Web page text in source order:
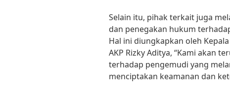
Selain itu, pihak terkait juga
dan penegakan hukum
Hal ini diungkapkan oleh
AKP Rizky Aditya, “Kami akan
terhadap pengemudi yang
menciptakan keamanan dan